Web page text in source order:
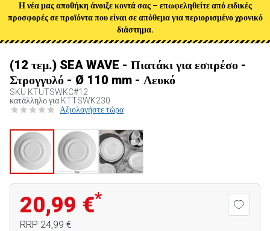
Η νέα μας αποθήκη άνοιξε κοντά σας – επωφεληθείτε από ειδικές
προσφορές σε προϊόντα που είναι σε απόθεμα για περιορισμένο χρονικό
διάστημα.
(12 τεμ.) SEA WAVE - Πιατάκι για εσπρέσο -
Στρογγυλό - Ø 110 mm - Λευκό
SKU KTUTSWKC#12
κατάλληλο για KTTSWK230
Αξιολογήστε τώρα
20,99 €*
RRP 24,99 €